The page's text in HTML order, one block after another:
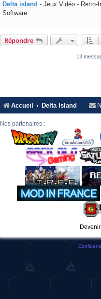
Delta island - Jeux Vidéo - Retro-
Software
Répondre
13
Accueil Delta Island
Nos partenaires :